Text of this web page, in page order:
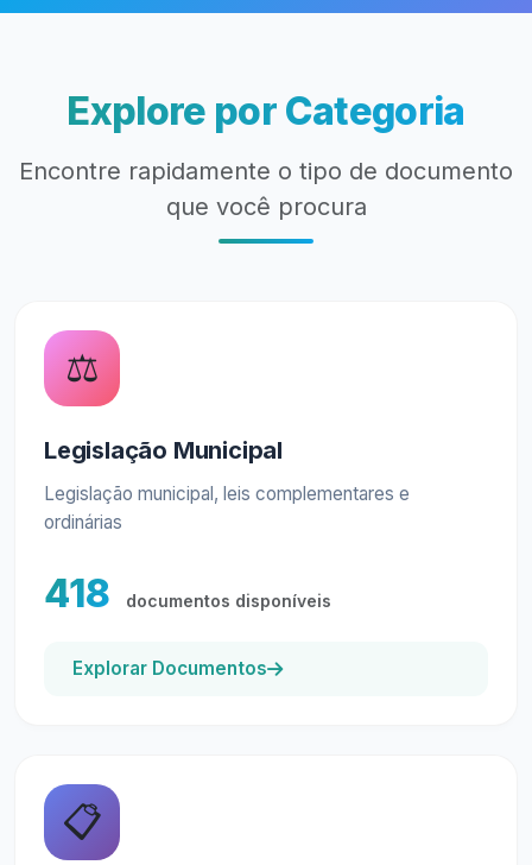
Explore por Categoria
Encontre rapidamente o tipo de documento
que você procura
⚖️
Legislação Municipal
Legislação municipal, leis complementares e
ordinárias
418 documentos disponíveis
Explorar Documentos
📋